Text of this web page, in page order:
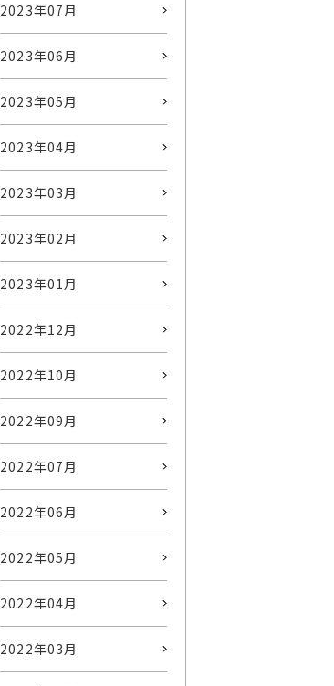
2023年07月
2023年06月
2023年05月
2023年04月
2023年03月
2023年02月
2023年01月
2022年12月
2022年10月
2022年09月
2022年07月
2022年06月
2022年05月
2022年04月
2022年03月